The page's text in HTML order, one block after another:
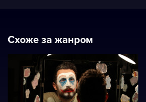
Схоже за жанром